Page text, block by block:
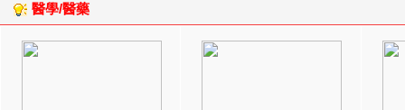
醫學/醫藥